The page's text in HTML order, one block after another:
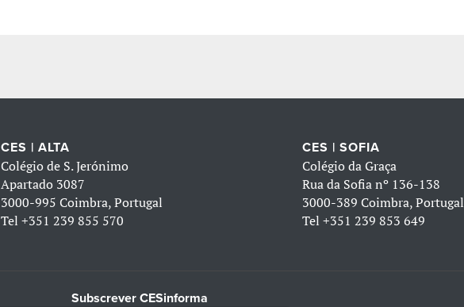
CES | ALTA
Colégio de S. Jerónimo
Apartado 3087
3000-995 Coimbra, Portugal
Tel+351 239 855 570
CES | SOFIA
Colégio da Graça
Rua da Sofia nº 136-138
3000-389 Coimbra, Portugal
Tel +351 239 853 649
Subscrever CESinforma